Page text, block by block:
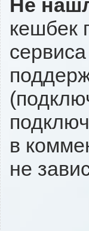
Не
кешбек
в
не